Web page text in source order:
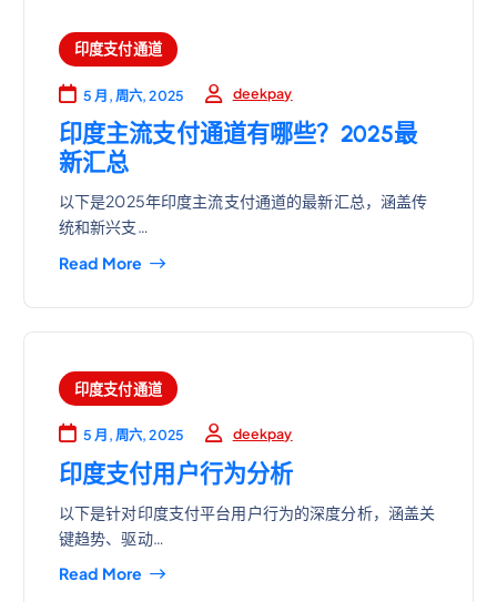
印度支付通道
5 月, 周六, 2025 deekpay
印度主流支付通道有哪些？2025最
新汇总
以下是2025年印度主流支付通道的最新汇总，涵盖传
统和新兴支…
Read More
印度支付通道
5 月, 周六, 2025 deekpay
印度支付用户行为分析
以下是针对印度支付平台用户行为的深度分析，涵盖关
键趋势、驱动…
Read More